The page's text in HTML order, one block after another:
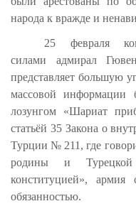
народа к вражде и
25 февраля
силами адмирал
представляет большую
массовой информации
лозунгом «Шариат
статьёй 35 Закона о
Турции № 211, где
родины и Турецкой
конституцией»,
обязанностью.